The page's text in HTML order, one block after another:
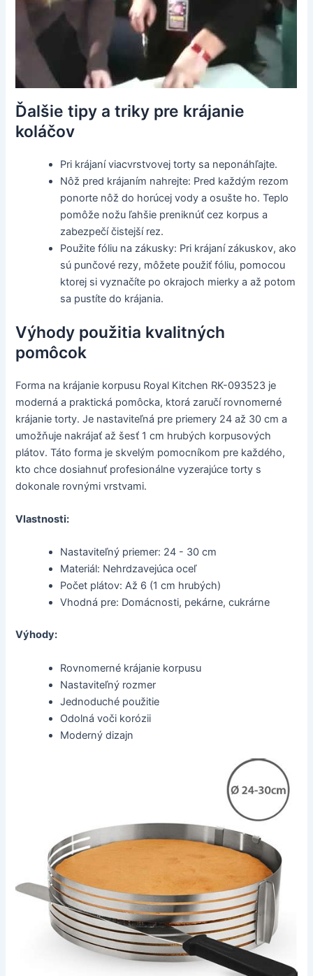
Ďalšie tipy a triky pre krájanie
koláčov
Pri krájaní viacvrstvovej torty sa neponáhľajte.
Nôž pred krájaním nahrejte: Pred každým rezom
ponorte nôž do horúcej vody a osušte ho. Teplo
pomôže nožu ľahšie preniknúť cez korpus a
zabezpečí čistejší rez.
Použite fóliu na zákusky: Pri krájaní zákuskov, ako
sú punčové rezy, môžete použiť fóliu, pomocou
ktorej si vyznačíte po okrajoch mierky a až potom
sa pustíte do krájania.
Výhody použitia kvalitných
pomôcok
Forma na krájanie korpusu Royal Kitchen RK-093523 je
moderná a praktická pomôcka, ktorá zaručí rovnomerné
krájanie torty. Je nastaviteľná pre priemery 24 až 30 cm a
umožňuje nakrájať až šesť 1 cm hrubých korpusových
plátov. Táto forma je skvelým pomocníkom pre každého,
kto chce dosiahnuť profesionálne vyzerajúce torty s
dokonale rovnými vrstvami.
Vlastnosti:
Nastaviteľný priemer: 24 - 30 cm
Materiál: Nehrdzavejúca oceľ
Počet plátov: Až 6 (1 cm hrubých)
Vhodná pre: Domácnosti, pekárne, cukrárne
Výhody:
Rovnomerné krájanie korpusu
Nastaviteľný rozmer
Jednoduché použitie
Odolná voči korózii
Moderný dizajn